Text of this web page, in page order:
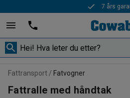
7 års
Fattransport Fatvogner
Fattralle med håndtak